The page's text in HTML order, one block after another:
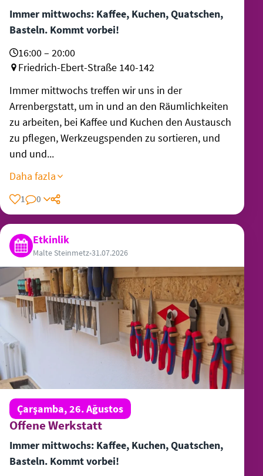
Immer mittwochs: Kaffee, Kuchen, Quatschen,
Basteln. Kommt vorbei!
16:00 – 20:00
Friedrich-Ebert-Straße 140-142
Immer mittwochs treffen wir uns in der
Arrenbergstatt, um in und an den Räumlichkeiten
zu arbeiten, bei Kaffee und Kuchen den Austausch
zu pflegen, Werkzeugspenden zu sortieren, und
und und...
Daha fazla
1 0
Etkinlik
Malte Steinmetz•31.07.2026
Çarşamba, 26. Ağustos
Offene Werkstatt
Immer mittwochs: Kaffee, Kuchen, Quatschen,
Basteln. Kommt vorbei!